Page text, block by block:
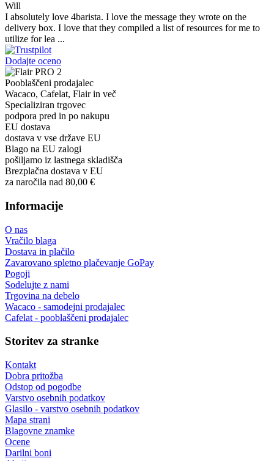
Will
I absolutely love 4barista. I love the message they wrote on the
delivery box. I love that they compiled a list of resources for me to
utilize for lea ...
Dodajte oceno
Pooblaščeni prodajalec
Wacaco, Cafelat, Flair in več
Specializiran trgovec
podpora pred in po nakupu
EU dostava
dostava v vse države EU
Blago na EU zalogi
pošiljamo iz lastnega skladišča
Brezplačna dostava v EU
za naročila nad 80,00 €
Informacije
O nas
Vračilo blaga
Dostava in plačilo
Zavarovano spletno plačevanje GoPay
Pogoji
Sodelujte z nami
Trgovina na debelo
Wacaco - samodejni prodajalec
Cafelat - pooblaščeni prodajalec
Storitev za stranke
Kontakt
Dobra pritožba
Odstop od pogodbe
Varstvo osebnih podatkov
Glasilo - varstvo osebnih podatkov
Mapa strani
Blagovne znamke
Ocene
Darilni boni